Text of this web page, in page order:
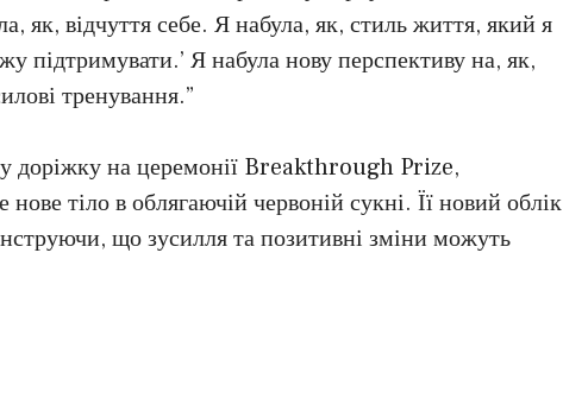
як, відчуття себе. Я набула, як, стиль життя, який я
підтримувати.’ Я набула нову перспективу на, як,
тренування.”
доріжку на церемонії Breakthrough Prize,
тіло в облягаючій червоній сукні. Її новий облік
що зусилля та позитивні зміни можуть